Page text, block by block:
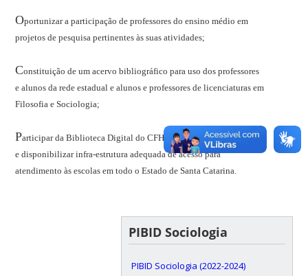
Oportunizar a participação de professores do ensino médio em
projetos de pesquisa pertinentes às suas atividades;
Constituição de um acervo bibliográfico para uso dos professores
e alunos da rede estadual e alunos e professores de licenciaturas em
Filosofia e Sociologia;
Participar da Biblioteca Digital do CFH/UFSC, em rede eletrônica,
e disponibilizar infra-estrutura adequada de acesso para
atendimento às escolas em todo o Estado de Santa Catarina.
PIBID Sociologia
PIBID Sociologia (2022-2024)